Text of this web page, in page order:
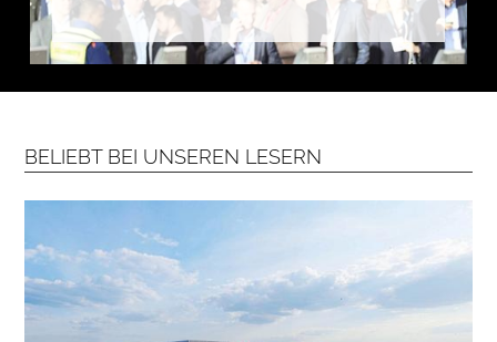
➔
e
r
a
e

o
s
t
e
BELIEBT BEI UNSEREN LESERN